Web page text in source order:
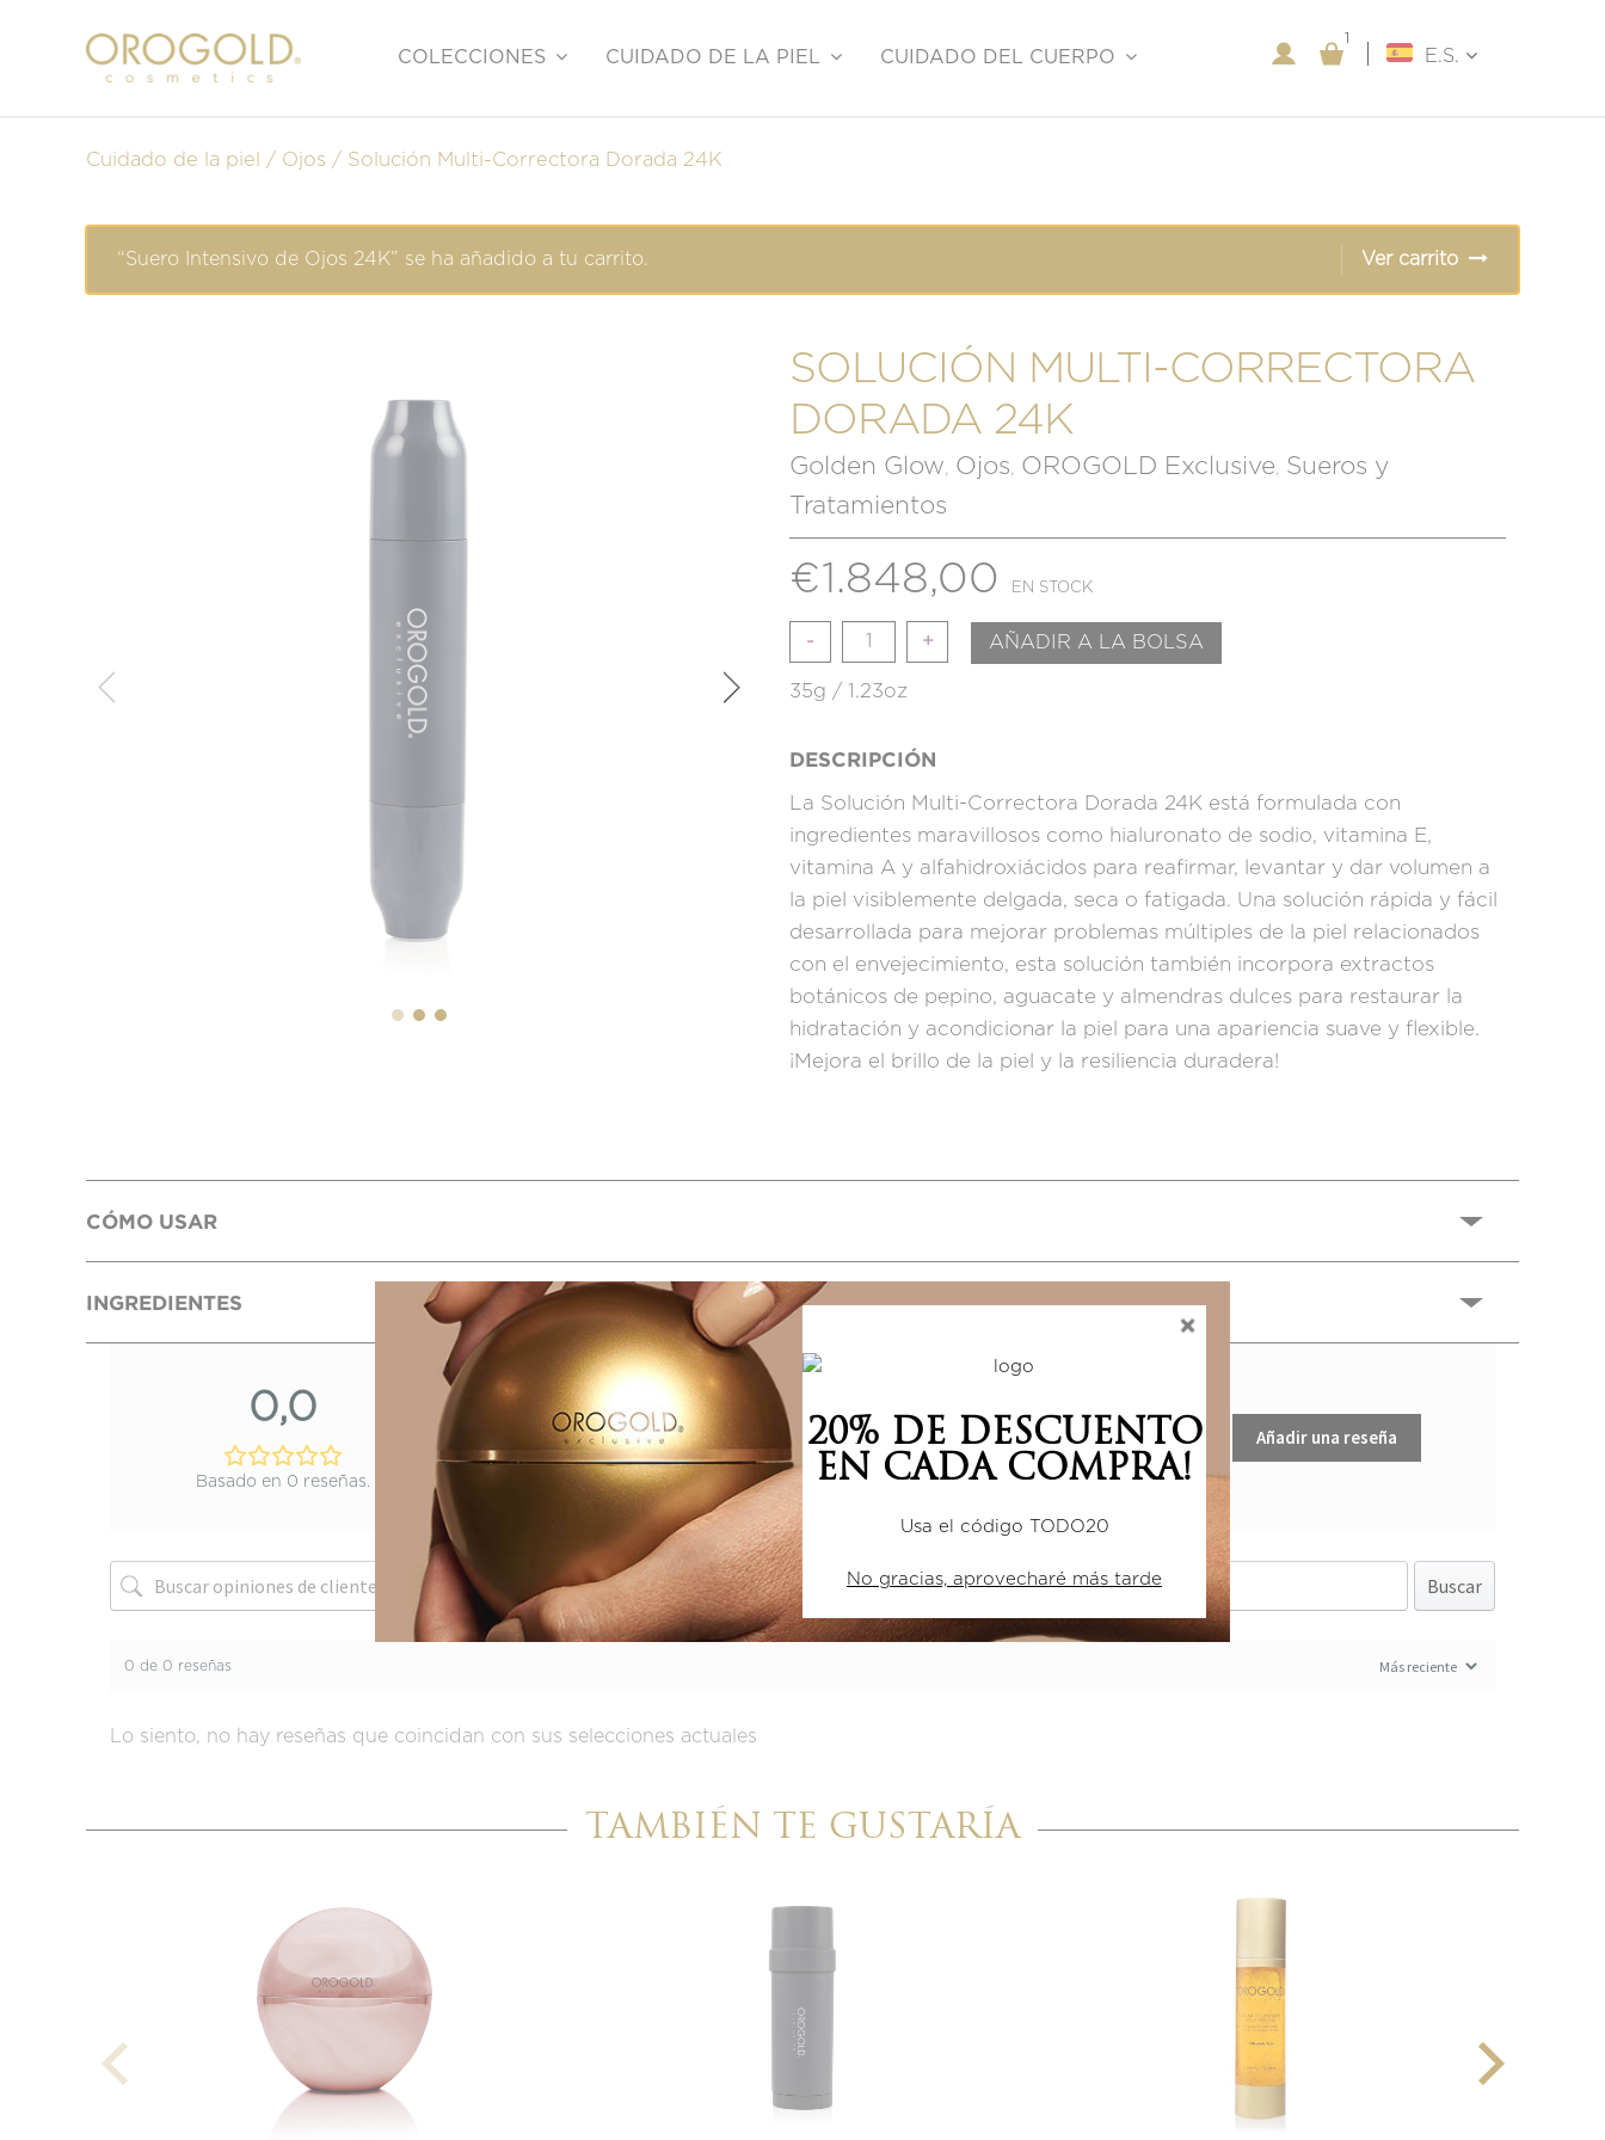
COLECCIONES CUIDADO DE LA PIEL CUIDADO DEL CUERPO
11
E.S.
Cuidado de la piel Ojos Solución Multi-Correctora Dorada 24K
“Suero Intensivo de Ojos 24K” se ha añadido a tu carrito. Ver carrito
SOLUCIÓN MULTI-CORRECTORA
DORADA 24K
Golden Glow Ojos OROGOLD Exclusive Sueros y
Tratamientos
€1.848,00 EN STOCK
Cantidad AÑADIR A LA BOLSA
35g / 1.23oz
DESCRIPCIÓN
La Solución Multi-Correctora Dorada 24K está formulada con
ingredientes maravillosos como hialuronato de sodio, vitamina E,
vitamina A y alfahidroxiácidos para reafirmar, levantar y dar volumen a
la piel visiblemente delgada, seca o fatigada. Una solución rápida y fácil
desarrollada para mejorar problemas múltiples de la piel relacionados
con el envejecimiento, esta solución también incorpora extractos
botánicos de pepino, aguacate y almendras dulces para restaurar la
hidratación y acondicionar la piel para una apariencia suave y flexible.
¡Mejora el brillo de la piel y la resiliencia duradera!
CÓMO USAR
INGREDIENTES
0,0
Basado en 0 reseñas.
5 estrellas
0%
3 estrellas
0%
2 estrellas
0%
Añadir una reseña
Buscar
0 de 0 reseñas
Lo siento, no hay reseñas que coincidan con sus selecciones actuales
TAMBIÉN TE GUSTARÍA
20% DE DESCUENTO
EN CADA COMPRA!
Usa el código TODO20
No gracias, aprovecharé más tarde